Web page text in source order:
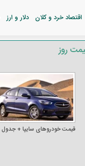
اقتصاد خرد و کلان دلار و ارز
روز
قیمت خودرو‌های سایپا + جدول